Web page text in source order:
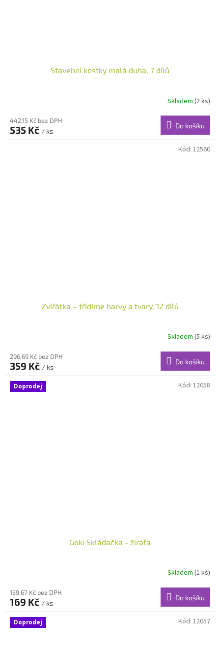
Stavební kostky malá duha, 7 dílů
Skladem (2 ks)
442,15 Kč bez DPH
535 Kč / ks
Do košíku
Zvířátka – třídíme barvy a tvary, 12 dílů
Skladem (5 ks)
296,69 Kč bez DPH
359 Kč / ks
Do košíku
Kód: 12560
Doprodej
Goki Skládačka - žirafa
Skladem (1 ks)
139,67 Kč bez DPH
169 Kč / ks
Do košíku
Kód: 12058
Doprodej Kód: 12057